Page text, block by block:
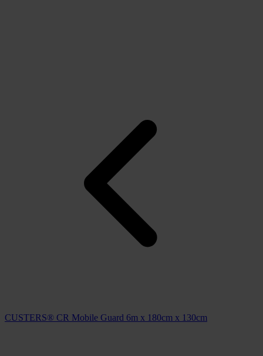
CUSTERS® CR Mobile Guard 6m x 180cm x 130cm